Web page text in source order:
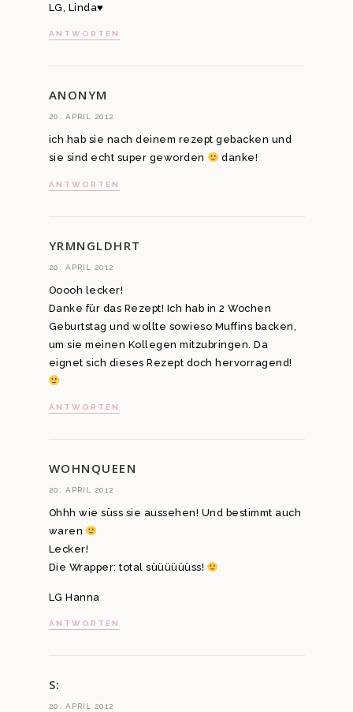
LG, Linda♥
ANTWORTEN
ANONYM
20. APRIL 2012
ich hab sie nach deinem rezept gebacken und
sie sind echt super geworden
danke!
ANTWORTEN
YRMNGLDHRT
20. APRIL 2012
Ooooh lecker!
Danke für das Rezept! Ich hab in 2 Wochen
Geburtstag und wollte sowieso Muffins backen,
um sie meinen Kollegen mitzubringen. Da
eignet sich dieses Rezept doch hervorragend!
ANTWORTEN
WOHNQUEEN
20. APRIL 2012
Ohhh wie süss sie aussehen! Und bestimmt auch
waren
Lecker!
Die Wrapper: total süüüüüüss!
LG Hanna
ANTWORTEN
S:
20. APRIL 2012